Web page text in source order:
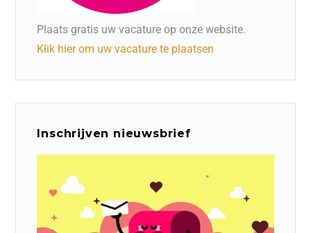
Plaats gratis uw vacature op onze website.
Klik hier om uw vacature te plaatsen
Inschrijven nieuwsbrief